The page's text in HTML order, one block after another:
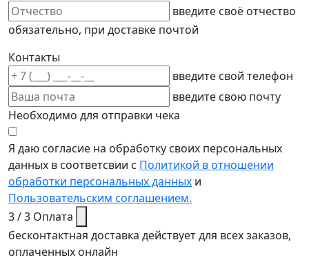
введите своё отчество
обязательно, при доставке почтой
Контакты
введите свой телефон
введите свою почту
Необходимо для отправки чека
Я даю согласие на обработку своих персональных
данных в соответсвии с Политикой в отношении
обработки персональных данных и
Пользовательским соглашением.
3 / 3 Оплата
бесконтактная доставка действует для всех заказов,
оплаченных онлайн